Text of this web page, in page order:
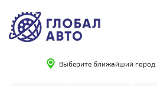
Выберите ближайший город: